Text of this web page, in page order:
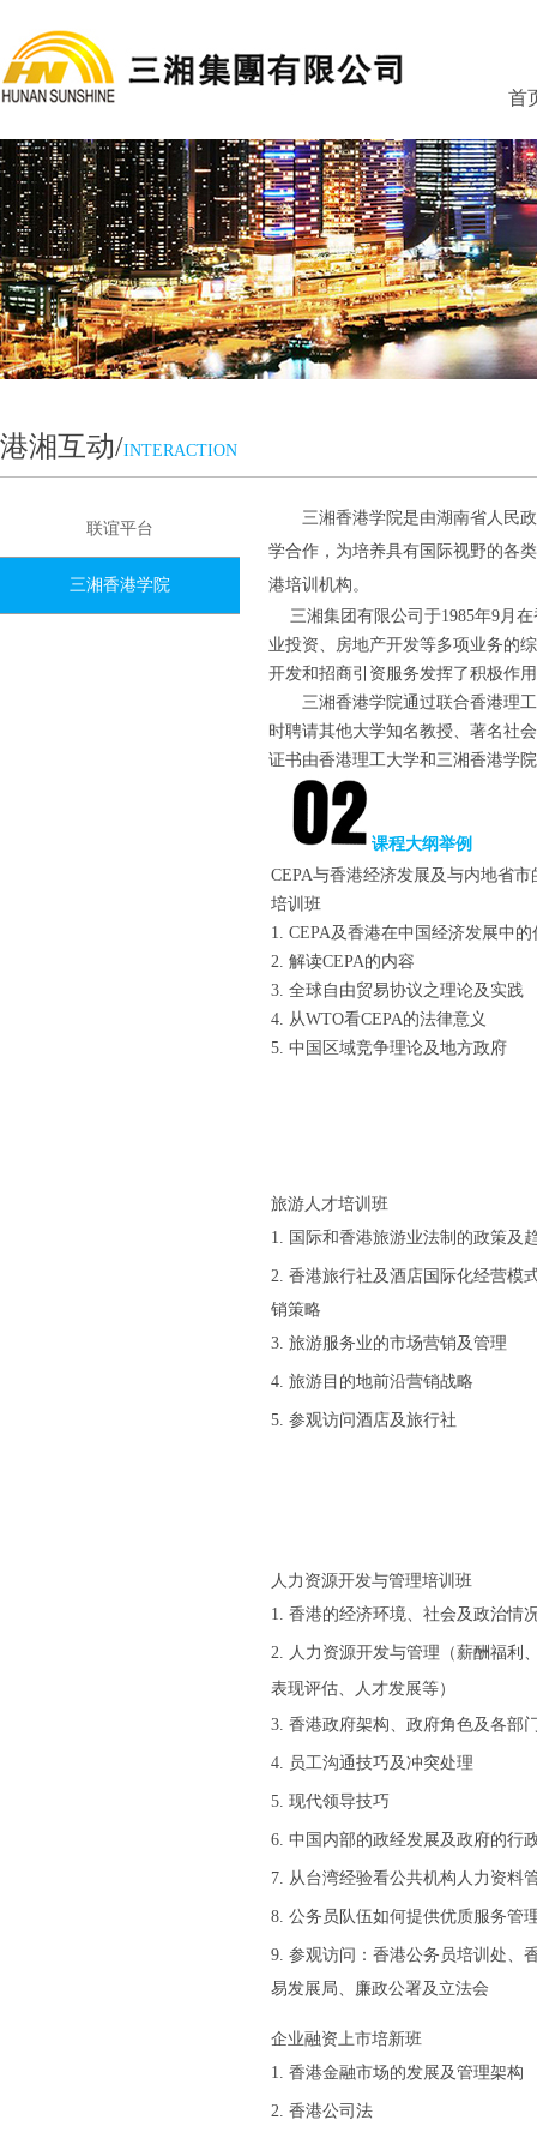
首
港湘互动/INTERACTION
联谊平台
三湘香港学院
三湘香港学院是由湖南省人民
学合作，为培养具有国际视野的各
港培训机构。
三湘集团有限公司于1985年9月在
业投资、房地产开发等多项业务的
开发和招商引资服务发挥了积极作
三湘香港学院通过联合香港理工
时聘请其他大学知名教授、著名社
证书由香港理工大学和三湘香港学
课程大纲举例
CEPA与香港经济发展及与内地省市
培训班
1. CEPA及香港在中国经济发展中的
2. 解读CEPA的内容
3. 全球自由贸易协议之理论及实践
4. 从WTO看CEPA的法律意义
5. 中国区域竞争理论及地方政府
旅游人才培训班
1. 国际和香港旅游业法制的政策及
2. 香港旅行社及酒店国际化经营模
销策略
3. 旅游服务业的市场营销及管理
4. 旅游目的地前沿营销战略
5. 参观访问酒店及旅行社
人力资源开发与管理培训班
1. 香港的经济环境、社会及政治情
2. 人力资源开发与管理（薪酬福利
表现评估、
人才发展等）
3. 香港政府架构、政府角色及各部
4. 员工沟通技巧及冲突处理
5. 现代领导技巧
6. 中国内部的政经发展及政府的行
7. 从台湾经验看公共机构人力资料
8. 公务员队伍如何提供优质服务管
9. 参观访问：香港公务员培训处、
易发展局、廉政公署及立法会
企业融资上市培新班
1. 香港金融市场的发展及管理架构
2. 香港公司法